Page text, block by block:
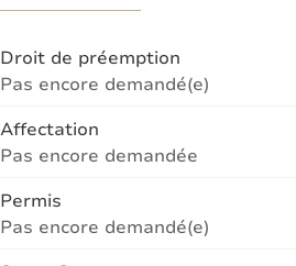
Droit de préemption
Pas encore demandé(e)
Affectation
Pas encore demandée
Permis
Pas encore demandé(e)